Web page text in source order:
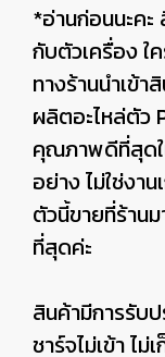
*อ่านก่อนนะค
กับตัวเครื่อง ใ
ทางร้านนำเข้
ผลิตอะไหล่ตัว
คุณภาพดีที่สุดใ
อย่าง ไม่ใช่งา
ตัวนี้ขายที่ร้าน
ที่สุดค่ะ
สินค้ามีการรับ
ชาร์จไม่เข้า ไม่